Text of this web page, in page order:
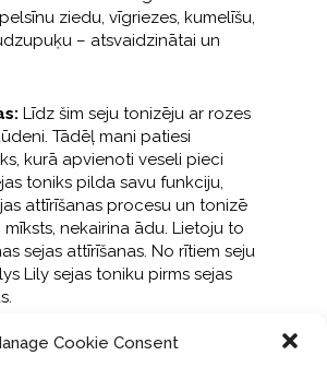
Cookie Consent
ziedu, vīgriezes, kumelīšu,
– atsvaidzinātai un
Līdz šim seju tonizēju ar rozes
Tādēļ mani patiesi
kurā apvienoti veseli pieci
toniks pilda savu funkciju,
attīrīšanas procesu un tonizē
mīksts, nekairina ādu. Lietoju to
sejas attīrīšanas. No rītiem seju
Lily sejas toniku pirms sejas